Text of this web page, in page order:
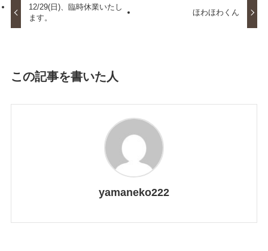
12/29(日)、臨時休業いたし
ます。
ほわほわくん
この記事を書いた人
yamaneko222